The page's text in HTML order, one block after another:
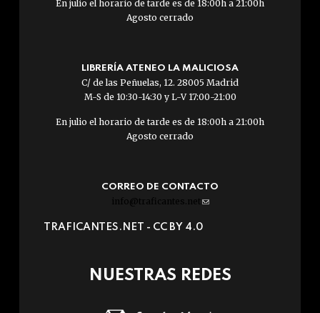
En julio el horario de tarde es de 18:00h a 21:00h
Agosto cerrado
LIBRERÍA ATENEO LA MALICIOSA
C/ de las Peñuelas, 12. 28005 Madrid
M-S de 10:30-14:30 y L-V 17:00-21:00
En julio el horario de tarde es de 18:00h a 21:00h
Agosto cerrado
CORREO DE CONTACTO
info@traficantes.net (link
e-
TRAFICANTES.NET - CC BY 4.0
NUESTRAS REDES